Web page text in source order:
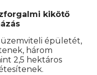
kikötő
épületét,
három
2,5 hektáros